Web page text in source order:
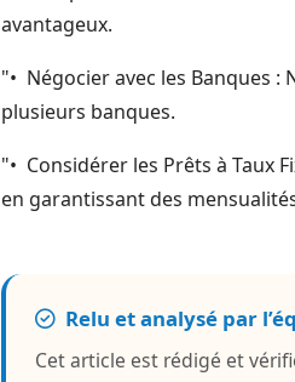
avantageux.
"• Négocier avec les Banques
plusieurs banques.
"• Considérer les Prêts à Taux
en garantissant des
Relu et analysé par
Cet article est rédigé et